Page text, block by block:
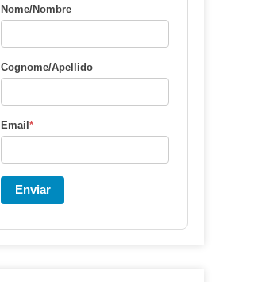
Nome/Nombre
Cognome/Apellido
Email *
Enviar